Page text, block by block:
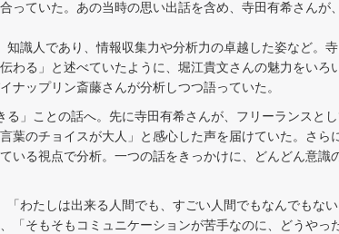
ていた。あの当時の思い出話を含め、寺田有希さんが
識人であり、情報収集力や分析力の卓越した姿など。
わる」と述べていたように、堀江貴文さんの魅力をいろ
ナップリン斎藤さんが分析しつつ語っていた。
」ことの話へ。先に寺田有希さんが、フリーランスと
葉のチョイスが大人」と感心した声を届けていた。さら
いる視点で分析。一つの話をきっかけに、どんどん意識
わたしは出来る人間でも、すごい人間でもなんでもな
「そもそもコミュニケーションが苦手なのに、どうやっ